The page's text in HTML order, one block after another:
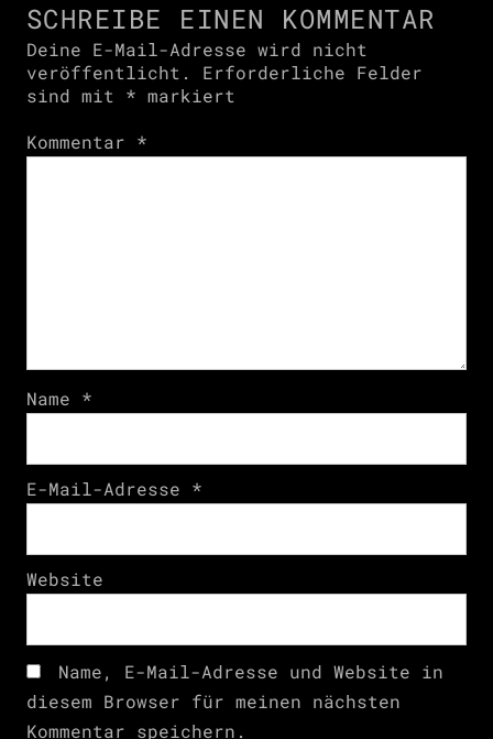
SCHREIBE EINEN KOMMENTAR
Deine E-Mail-Adresse wird nicht
veröffentlicht.
Erforderliche Felder
sind mit * markiert
Kommentar *
Name *
E-Mail-Adresse *
Website
Name, E-Mail-Adresse und Website in
diesem Browser für meinen nächsten
Kommentar speichern.